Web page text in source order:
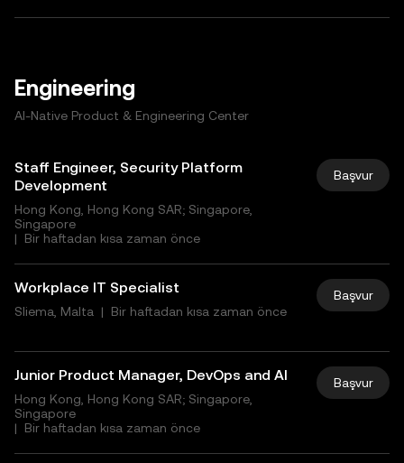
Engineering
AI-Native Product & Engineering Center
Staff Engineer, Security Platform
Development
Hong Kong, Hong Kong SAR; Singapore,
Singapore
|
Bir haftadan kısa zaman önce
Başvur
Workplace IT Specialist
Sliema, Malta | Bir haftadan kısa zaman önce
Başvur
Junior Product Manager, DevOps and AI
Hong Kong, Hong Kong SAR; Singapore,
Singapore
|
Bir haftadan kısa zaman önce
Başvur